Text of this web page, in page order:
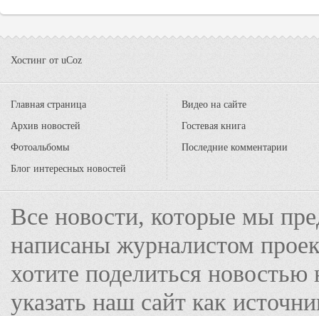
Хостинг от uCoz
Главная страница
Архив новостей
Фотоальбомы
Блог интересных новостей
Видео на сайте
Гостевая книга
Последние комментарии
Все новости, которые мы
написаны журналистом
хотите поделиться
указать наш сайт как